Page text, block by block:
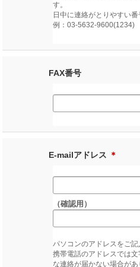
す。
日中に連絡がとりやすい番
例：03-5632-9600(1234)
FAX番号
E-mailアドレス ＊
（確認用）
パソコンのアドレスをご記
携帯電話のアドレスでは
な連絡が届かない場合があ